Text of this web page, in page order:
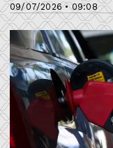
09/07/2026 • 09:08